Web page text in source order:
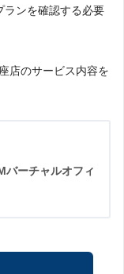
ランを確認する必要
店のサービス内容を
バーチャルオフィ